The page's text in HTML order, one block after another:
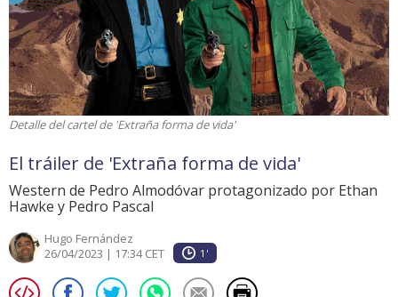
Detalle del cartel de 'Extraña forma de vida'
El tráiler de 'Extraña forma de vida'
Western de Pedro Almodóvar protagonizado por Ethan
Hawke y Pedro Pascal
Hugo Fernández
26/04/2023 | 17:34 CET
1'